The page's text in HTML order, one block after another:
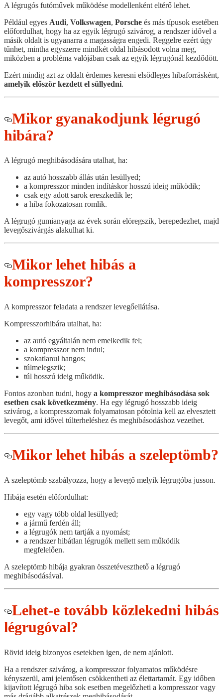
A légrugós futóművek működése modellenként eltérő lehet.
Például egyes Audi, Volkswagen, Porsche és más típusok esetében
előfordulhat, hogy ha az egyik légrugó szivárog, a rendszer idővel a
másik oldalt is ugyanarra a magasságra engedi. Reggelre ezért úgy
tűnhet, mintha egyszerre mindkét oldal hibásodott volna meg,
miközben a probléma valójában csak az egyik légrugónál kezdődött.
Ezért mindig azt az oldalt érdemes keresni elsődleges hibaforrásként,
amelyik először kezdett el süllyedni.
Mikor gyanakodjunk légrugó
hibára?
A légrugó meghibásodására utalhat, ha:
az autó hosszabb állás után lesüllyed;
a kompresszor minden indításkor hosszú ideig működik;
csak egy adott sarok ereszkedik le;
a hiba fokozatosan romlik.
A légrugó gumianyaga az évek során elöregszik, berepedezhet, majd
levegőszivárgás alakulhat ki.
Mikor lehet hibás a
kompresszor?
A kompresszor feladata a rendszer levegőellátása.
Kompresszorhibára utalhat, ha:
az autó egyáltalán nem emelkedik fel;
a kompresszor nem indul;
szokatlanul hangos;
túlmelegszik;
túl hosszú ideig működik.
Fontos azonban tudni, hogy a kompresszor meghibásodása sok
esetben csak következmény. Ha egy légrugó hosszabb ideig
szivárog, a kompresszornak folyamatosan pótolnia kell az elvesztett
levegőt, ami idővel túlterheléshez és meghibásodáshoz vezethet.
Mikor lehet hibás a szeleptömb?
A szeleptömb szabályozza, hogy a levegő melyik légrugóba jusson.
Hibája esetén előfordulhat:
egy vagy több oldal lesüllyed;
a jármű ferdén áll;
a légrugók nem tartják a nyomást;
a rendszer hibátlan légrugók mellett sem működik
megfelelően.
A szeleptömb hibája gyakran összetéveszthető a légrugó
meghibásodásával.
Lehet-e tovább közlekedni hibás
légrugóval?
Rövid ideig bizonyos esetekben igen, de nem ajánlott.
Ha a rendszer szivárog, a kompresszor folyamatos működésre
kényszerül, ami jelentősen csökkentheti az élettartamát. Egy időben
kijavított légrugó hiba sok esetben megelőzheti a kompresszor vagy